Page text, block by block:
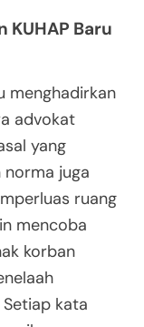
KUHAP Baru
menghadirkan
advokat
yang
juga
ruang
mencoba
korban
kata